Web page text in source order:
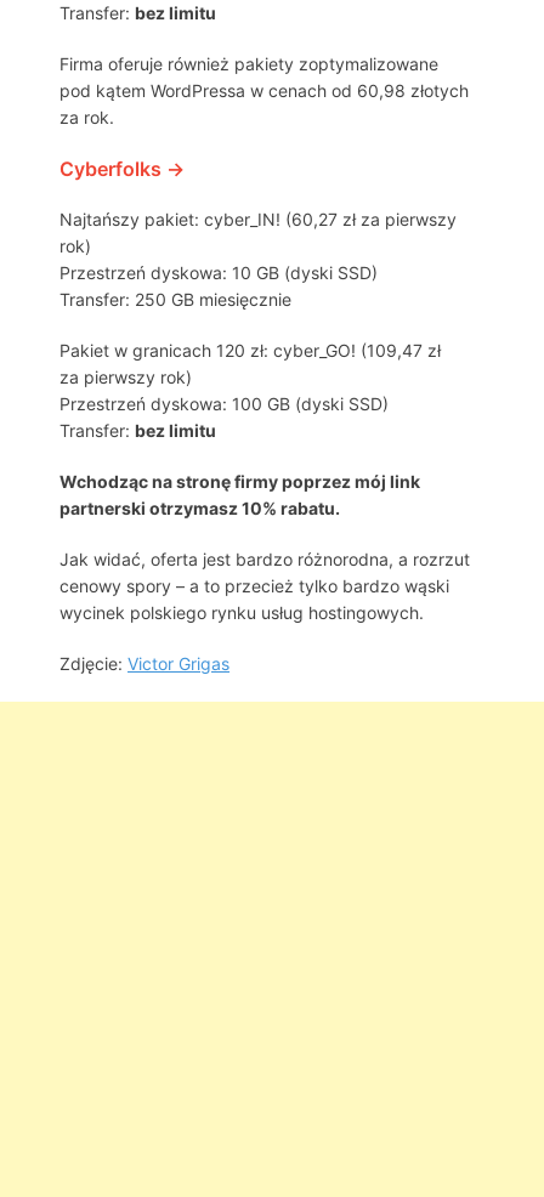
Transfer: bez limitu
Firma oferuje również pakiety zoptymalizowane
pod kątem WordPressa w cenach od 60,98 złotych
za rok.
Cyberfolks →
Najtańszy pakiet: cyber_IN! (60,27 zł za pierwszy
rok)
Przestrzeń dyskowa: 10 GB (dyski SSD)
Transfer: 250 GB miesięcznie
Pakiet w granicach 120 zł: cyber_GO! (109,47 zł
za pierwszy rok)
Przestrzeń dyskowa: 100 GB (dyski SSD)
Transfer: bez limitu
Wchodząc na stronę firmy poprzez mój link
partnerski otrzymasz 10% rabatu.
Jak widać, oferta jest bardzo różnorodna, a rozrzut
cenowy spory – a to przecież tylko bardzo wąski
wycinek polskiego rynku usług hostingowych.
Zdjęcie: Victor Grigas